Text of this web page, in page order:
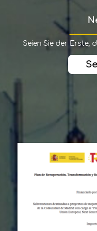
Seien Sie der Erste,